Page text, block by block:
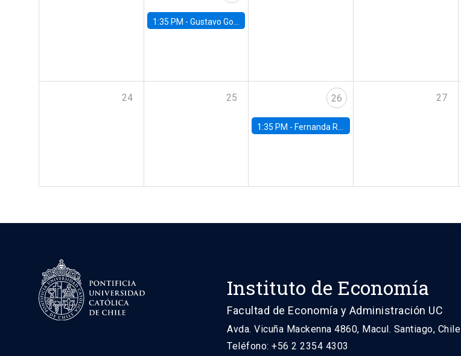
1:35 PM - Gustavo González, Banco Central de Chile
24 25 26
1:35 PM - Fernanda Rojas Ampuero, University of Wisconsin-Madison
27
Instituto de Economía
Facultad de Economía y Administración UC
Avda. Vicuña Mackenna 4860, Macul. Santiago, Chile
Teléfono: +56 2 2354 4303